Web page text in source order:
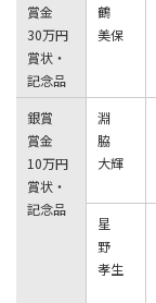
賞金
30万円
賞状・
記念品
鶴
美保
銀賞
賞金
10万円
賞状・
記念品
淵
脇
大輝
星
野
孝生